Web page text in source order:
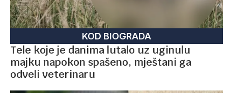
KOD BIOGRADA
Tele koje je danima lutalo uz uginulu
majku napokon spašeno, mještani ga
odveli veterinaru